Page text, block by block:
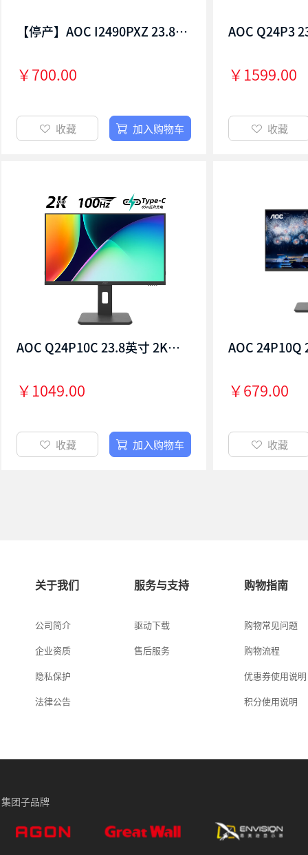
【停产】AOC I2490PXZ 23.8英寸 IPS广视角 升降旋转 四边窄边框 低蓝光不闪屏 办公显示屏
￥700.00
收藏 加入购物车
￥1599.00
收藏
AOC Q24P10C 23.8英寸 2K高清100Hz IPS低蓝光 Type-C升降旋转微边框娱乐办公电脑显示器
￥1049.00
收藏 加入购物车
￥679.00
收藏
关于我们
公司简介
企业资质
隐私保护
法律公告
服务与支持
驱动下载
售后服务
购物指南
购物常见问题
购物流程
优惠券使用说明
积分使用说明
集团子品牌